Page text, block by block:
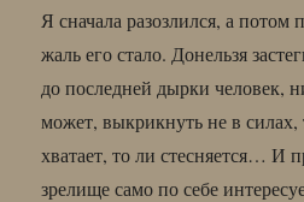
Я сначала разозлился, а
жаль его стало. Донельзя
до последней дырки человек,
может, выкрикнуть не в силах,
хватает, то ли стесняется… И
зрелище само по себе